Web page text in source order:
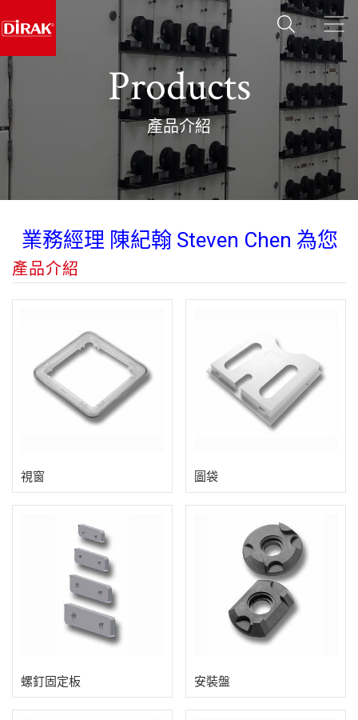
Products
產品介紹
業務經理 陳紀翰 Steven Chen 為您
服務~~~ Line ID: 0933837082
Wechat: diraksales
服務~~~ Line ID: 0933837082
Wechat: diraksales
產品介紹
視窗 圖袋
螺釘固定板 安裝盤